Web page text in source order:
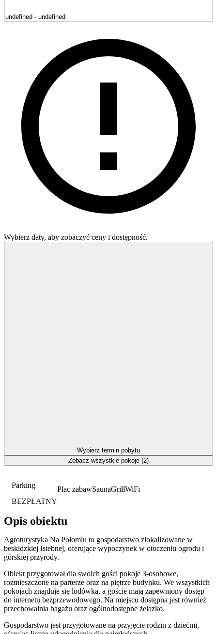
Parking
BEZPŁATNY
Plac zabawSaunaGrillWiFi
Opis obiektu
Agroturystyka Na Połomiu to gospodarstwo zlokalizowane w
beskidzkiej Istebnej, oferujące wypoczynek w otoczeniu ogrodu i
górskiej przyrody.
Obiekt przygotował dla swoich gości pokoje 3-osobowe,
rozmieszczone na parterze oraz na piętrze budynku. We wszystkich
pokojach znajduje się lodówka, a goście mają zapewniony dostęp
do internetu bezprzewodowego. Na miejscu dostępna jest również
przechowalnia bagażu oraz ogólnodostępne żelazko.
Gospodarstwo jest przygotowane na przyjęcie rodzin z dziećmi,
Wybierz daty, aby zobaczyć ceny i dostępność.
Wybierz termin pobytu
Zobacz wszystkie pokoje (2)